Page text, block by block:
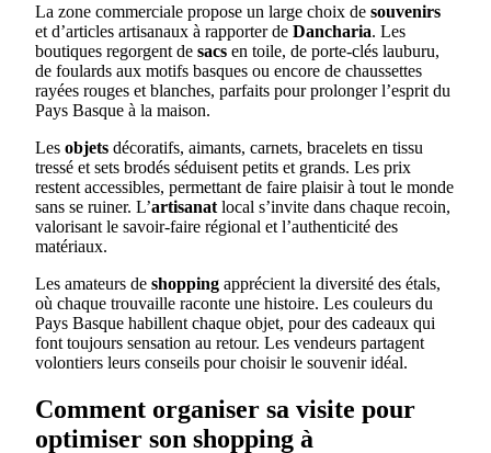
La zone commerciale propose un large choix de souvenirs
et d’articles artisanaux à rapporter de Dancharia. Les
boutiques regorgent de sacs en toile, de porte-clés lauburu,
de foulards aux motifs basques ou encore de chaussettes
rayées rouges et blanches, parfaits pour prolonger l’esprit du
Pays Basque à la maison.
Les objets décoratifs, aimants, carnets, bracelets en tissu
tressé et sets brodés séduisent petits et grands. Les prix
restent accessibles, permettant de faire plaisir à tout le monde
sans se ruiner. L’artisanat local s’invite dans chaque recoin,
valorisant le savoir-faire régional et l’authenticité des
matériaux.
Les amateurs de shopping apprécient la diversité des étals,
où chaque trouvaille raconte une histoire. Les couleurs du
Pays Basque habillent chaque objet, pour des cadeaux qui
font toujours sensation au retour. Les vendeurs partagent
volontiers leurs conseils pour choisir le souvenir idéal.
Comment organiser sa visite pour
optimiser son shopping à